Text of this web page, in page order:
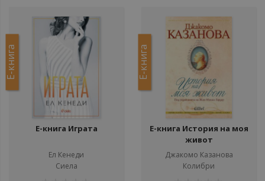
Е-книга
Е-книга Играта
Ел Кенеди
Сиела
Е-книга
Е-книга История на моя
живот
Джакомо Казанова
Колибри